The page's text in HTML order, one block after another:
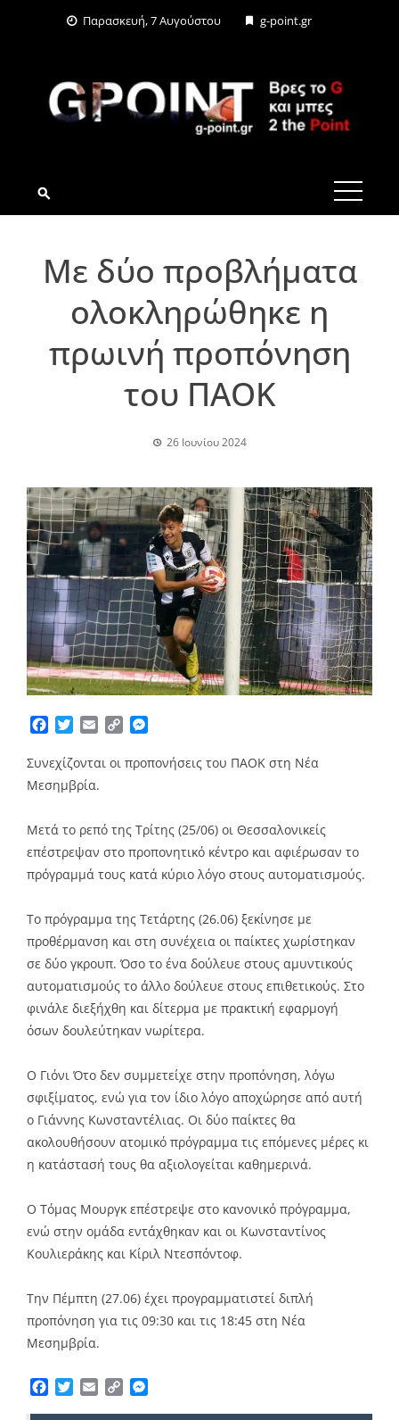
Παρασκευή, 7 Αυγούστου g-point.gr
G-POINT.GR
Με δύο προβλήματα
ολοκληρώθηκε η
πρωινή προπόνηση
του ΠΑΟΚ
26 Ιουνίου 2024
Facebook
TwitterEmailCopy
Συνεχίζονται οι προπονήσεις του ΠΑΟΚ στη Νέα
Μεσημβρία.
Μετά το ρεπό της Τρίτης (25/06) οι Θεσσαλονικείς
επέστρεψαν στο προπονητικό κέντρο και αφιέρωσαν το
πρόγραμμά τους κατά κύριο λόγο στους αυτοματισμούς.
Το πρόγραμμα της Τετάρτης (26.06) ξεκίνησε με
προθέρμανση και στη συνέχεια οι παίκτες χωρίστηκαν
σε δύο γκρουπ. Όσο το ένα δούλευε στους αμυντικούς
αυτοματισμούς το άλλο δούλευε στους επιθετικούς. Στο
φινάλε διεξήχθη και δίτερμα με πρακτική εφαρμογή
όσων δουλεύτηκαν νωρίτερα.
Ο Γιόνι Ότο δεν συμμετείχε στην προπόνηση, λόγω
σφιξίματος, ενώ για τον ίδιο λόγο αποχώρησε από αυτή
ο Γιάννης Κωνσταντέλιας. Οι δύο παίκτες θα
ακολουθήσουν ατομικό πρόγραμμα τις επόμενες μέρες κι
η κατάστασή τους θα αξιολογείται καθημερινά.
Ο Τόμας Μουργκ επέστρεψε στο κανονικό πρόγραμμα,
ενώ στην ομάδα εντάχθηκαν και οι Κωνσταντίνος
Κουλιεράκης και Κίριλ Ντεσπόντοφ.
Την Πέμπτη (27.06) έχει προγραμματιστεί διπλή
προπόνηση για τις 09:30 και τις 18:45 στη Νέα
Μεσημβρία.
Facebook
TwitterEmailCopy